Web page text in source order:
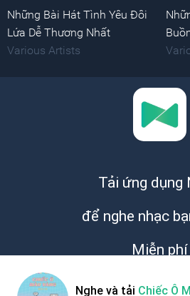
Những Bài Hát Tình Yêu Đôi
Lứa Dễ Thương Nhất
Various Artists
Tải ứng dụng
để nghe nhạc
Miễn phí
Nghe và tải Chiếc Ô